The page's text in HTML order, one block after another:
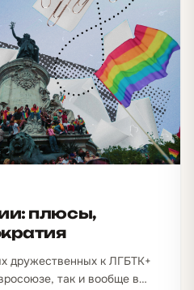
плюсы,
дружественных к ЛГБТК+
так и вообще в